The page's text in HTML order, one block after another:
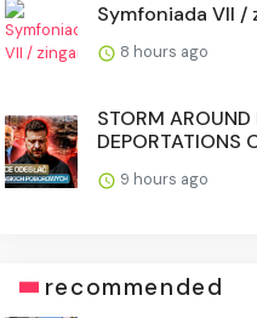
Symfoniada VII /
8 hours ago
STORM AROUND
DEPORTATIONS
9 hours ago
recommended